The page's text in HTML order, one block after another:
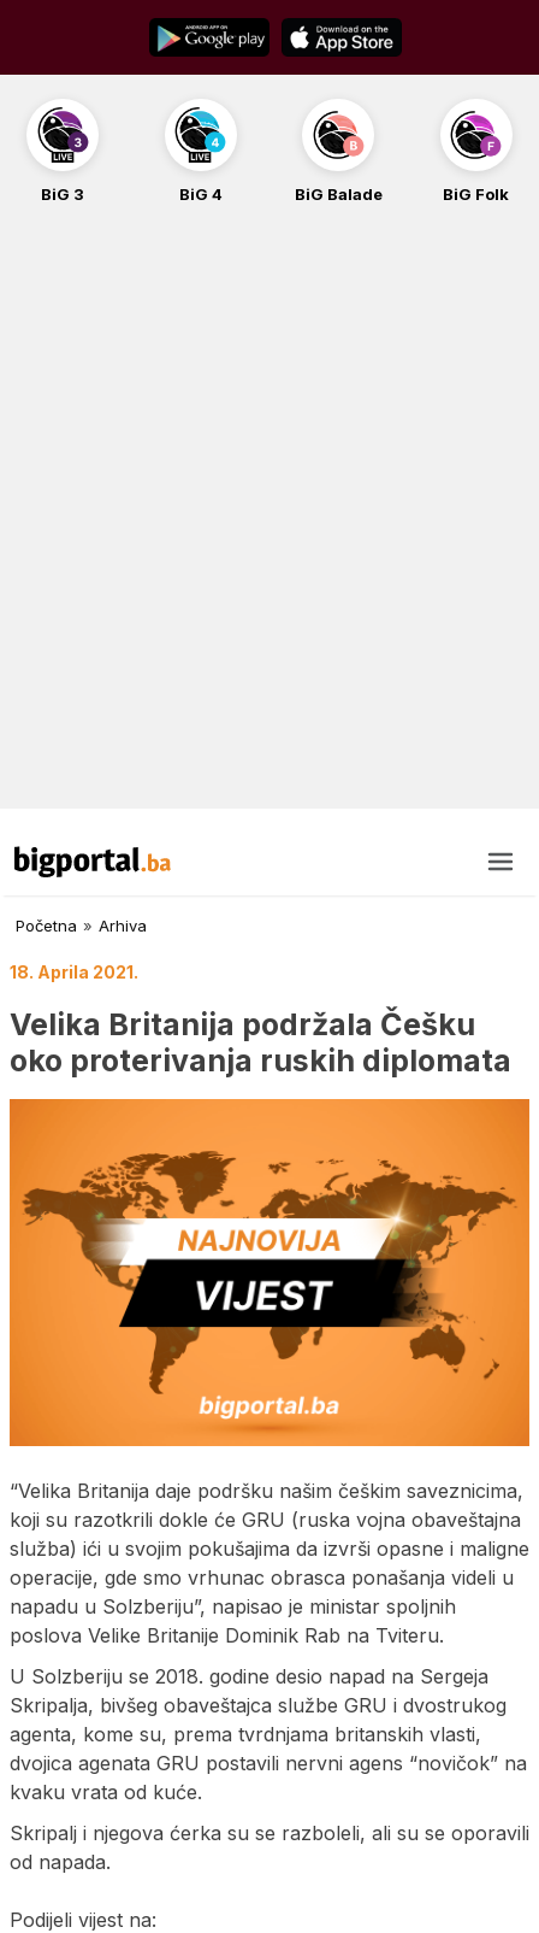
content
BiG 3 BiG 4 BiG Balade BiG Folk
Početna » Arhiva
18. Aprila 2021.
Velika Britanija podržala Češku
oko proterivanja ruskih diplomata
“Velika Britanija daje podršku našim češkim saveznicima,
koji su razotkrili dokle će GRU (ruska vojna obaveštajna
služba) ići u svojim pokušajima da izvrši opasne i maligne
operacije, gde smo vrhunac obrasca ponašanja videli u
napadu u Solzberiju”, napisao je ministar spoljnih
poslova Velike Britanije Dominik Rab na Tviteru.
U Solzberiju se 2018. godine desio napad na Sergeja
Skripalja, bivšeg obaveštajca službe GRU i dvostrukog
agenta, kome su, prema tvrdnjama britanskih vlasti,
dvojica agenata GRU postavili nervni agens “novičok” na
kvaku vrata od kuće.
Skripalj i njegova ćerka su se razboleli, ali su se oporavili
od napada.
Podijeli vijest na: